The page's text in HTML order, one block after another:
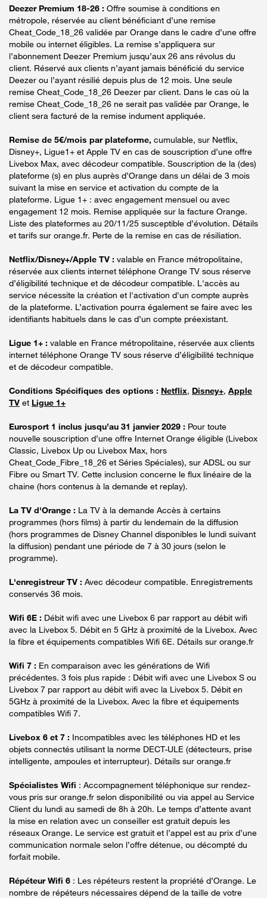
Deezer Premium 18-26 : Offre soumise à conditions en
métropole, réservée au client bénéficiant d’une remise
Cheat_Code_18_26 validée par Orange dans le cadre d’une offre
mobile ou internet éligibles. La remise s’appliquera sur
l’abonnement Deezer Premium jusqu’aux 26 ans révolus du
client. Réservé aux clients n’ayant jamais bénéficié du service
Deezer ou l’ayant résilié depuis plus de 12 mois. Une seule
remise Cheat_Code_18_26 Deezer par client. Dans le cas où la
remise Cheat_Code_18_26 ne serait pas validée par Orange, le
client sera facturé de la remise indument appliquée.
Remise de 5€/mois par plateforme, cumulable, sur Netflix,
Disney+, Ligue1+ et Apple TV en cas de souscription d’une offre
Livebox Max, avec décodeur compatible. Souscription de la (des)
plateforme (s) en plus auprès d’Orange dans un délai de 3 mois
suivant la mise en service et activation du compte de la
plateforme. Ligue 1+ : avec engagement mensuel ou avec
engagement 12 mois. Remise appliquée sur la facture Orange.
Liste des plateformes au 20/11/25 susceptible d’évolution. Détails
et tarifs sur orange.fr. Perte de la remise en cas de résiliation.
Netflix/Disney+/Apple TV : valable en France métropolitaine,
réservée aux clients internet téléphone Orange TV sous réserve
d’éligibilité technique et de décodeur compatible. L'accès au
service nécessite la création et l'activation d'un compte auprès
de la plateforme. L’activation pourra également se faire avec les
identifiants habituels dans le cas d’un compte préexistant.
Ligue 1+ : valable en France métropolitaine, réservée aux clients
internet téléphone Orange TV sous réserve d’éligibilité technique
et de décodeur compatible.
Conditions Spécifiques des options : Netflix, Disney+, Apple
TV et Ligue 1+
Eurosport 1 inclus jusqu’au 31 janvier 2029 : Pour toute
nouvelle souscription d’une offre Internet Orange éligible (Livebox
Classic, Livebox Up ou Livebox Max, hors
Cheat_Code_Fibre_18_26 et Séries Spéciales), sur ADSL ou sur
Fibre ou Smart TV. Cette inclusion concerne le flux linéaire de la
chaine (hors contenus à la demande et replay).
La TV d'Orange : La TV à la demande Accès à certains
programmes (hors films) à partir du lendemain de la diffusion
(hors programmes de Disney Channel disponibles le lundi suivant
la diffusion) pendant une période de 7 à 30 jours (selon le
programme).
L'enregistreur TV : Avec décodeur compatible. Enregistrements
conservés 36 mois.
Wifi 6E : Débit wifi avec une Livebox 6 par rapport au débit wifi
avec la Livebox 5. Débit en 5 GHz à proximité de la Livebox. Avec
la fibre et équipements compatibles Wifi 6E. Détails sur orange.fr
Wifi 7 : En comparaison avec les générations de Wifi
précédentes. 3 fois plus rapide : Débit wifi avec une Livebox S ou
Livebox 7 par rapport au débit wifi avec la Livebox 5. Débit en
5GHz à proximité de la Livebox. Avec la fibre et équipements
compatibles Wifi 7.
Livebox 6 et 7 : Incompatibles avec les téléphones HD et les
objets connectés utilisant la norme DECT-ULE (détecteurs, prise
intelligente, ampoules et interrupteur). Détails sur orange.fr
Spécialistes Wifi : Accompagnement téléphonique sur rendez-
vous pris sur orange.fr selon disponibilité ou via appel au Service
Client du lundi au samedi de 8h à 20h. Le temps d’attente avant
la mise en relation avec un conseiller est gratuit depuis les
réseaux Orange. Le service est gratuit et l’appel est au prix d’une
communication normale selon l’offre détenue, ou décompté du
forfait mobile.
Répéteur Wifi 6 : Les répéteurs restent la propriété d’Orange. Le
nombre de répéteurs nécessaires dépend de la taille de votre